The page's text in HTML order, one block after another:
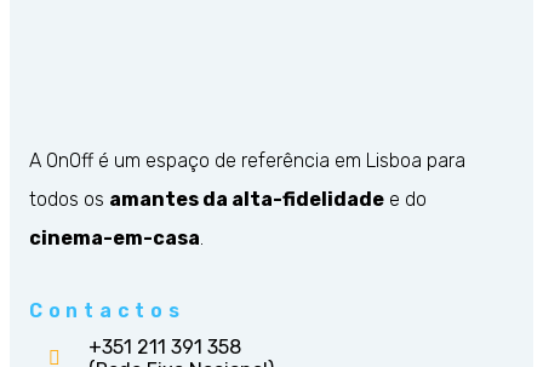
A OnOff é um espaço de referência em Lisboa para
todos os amantes da alta-fidelidade e do
cinema-em-casa.
Contactos
+351 211 391 358